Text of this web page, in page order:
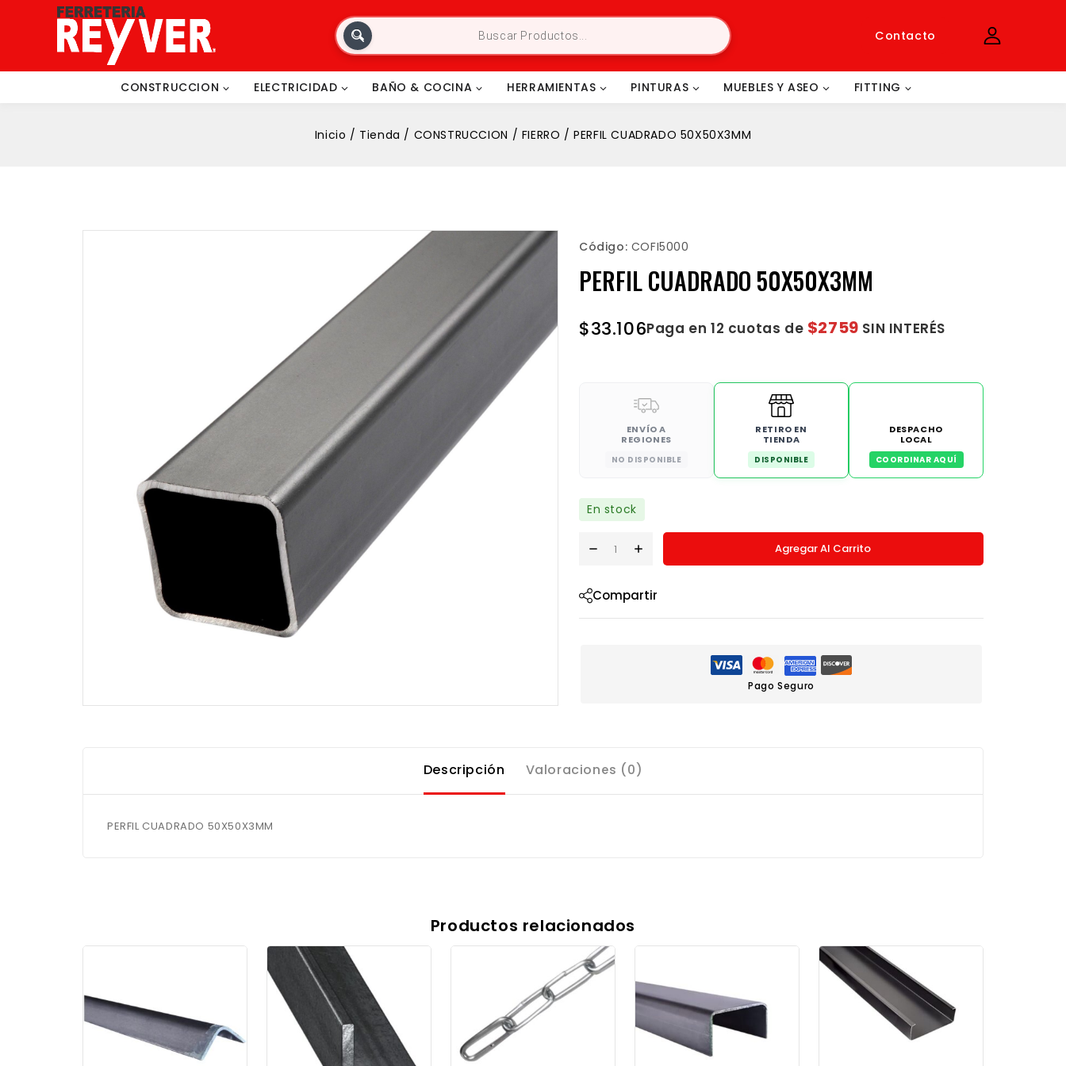
Contacto
CONSTRUCCION ELECTRICIDAD BAÑO & COCINA HERRAMIENTAS PINTURAS MUEBLES Y ASEO FITTING
Inicio / Tienda / CONSTRUCCION / FIERRO / PERFIL CUADRADO 50X50X3MM
Código: COFI5000
PERFIL CUADRADO 50X50X3MM
$33.106Paga en 12 cuotas de $2759 SIN INTERÉS
ENVÍO A
REGIONES
NO DISPONIBLE
RETIRO EN
TIENDA
DISPONIBLE
DESPACHO
LOCAL
COORDINAR AQUÍ
En stock
Agregar Al Carrito
Compartir
Pago Seguro
Descripción Valoraciones (0)
PERFIL CUADRADO 50X50X3MM
Productos relacionados